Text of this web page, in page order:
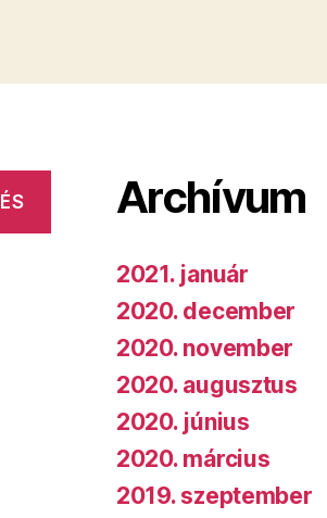
Archívum
2021. január
2020. december
2020. november
2020. augusztus
2020. június
2020. március
2019. szeptember